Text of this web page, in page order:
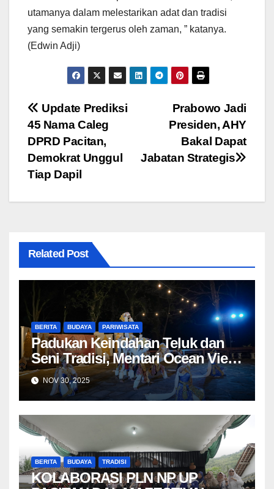
utamanya dalam melestarikan adat dan tradisi
yang semakin tergerus oleh zaman, ” katanya.
(Edwin Adji)
Post
navigation
Prabowo Jadi
Presiden, AHY
Bakal Dapat
Jabatan Strategis
Update Prediksi
45 Nama Caleg
DPRD Pacitan,
Demokrat Unggul
Tiap Dapil
Related Post
BERITA BUDAYA PARIWISATA
Padukan Keindahan Teluk dan
Seni Tradisi, Mentari Ocean View
Luncurkan “Mentari Budaya”
NOV 30, 2025
BERITA BUDAYA TRADISI
KOLABORASI PLN NP UP